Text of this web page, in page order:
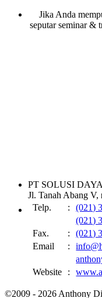
Jika Anda
seputar seminar &
PT SOLUSI
Jl. Tanah Abang V,
Telp.
:
(021)
(021)
Fax.
:
(021)
Email
:
Website
:
©2009 - 2026 Anthony